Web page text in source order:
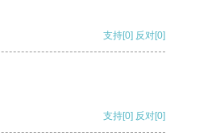
支持[0] 反对[0]
支持[0] 反对[0]